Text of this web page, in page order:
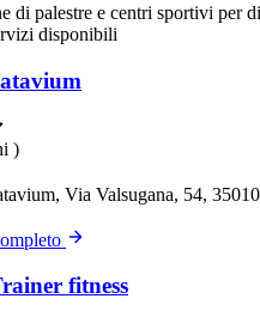
di palestre e centri sportivi per
disponibili
)
Via Valsugana, 54,
fitness